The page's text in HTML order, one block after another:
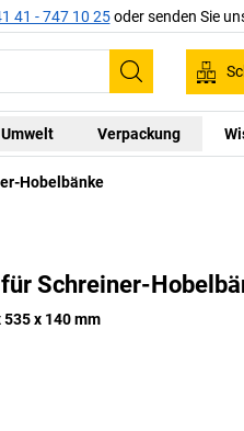
41 - 747 10 25oder senden Sie
Suchen
Umwelt Verpackung
Hobelbänke
Schreiner-
x 140 mm